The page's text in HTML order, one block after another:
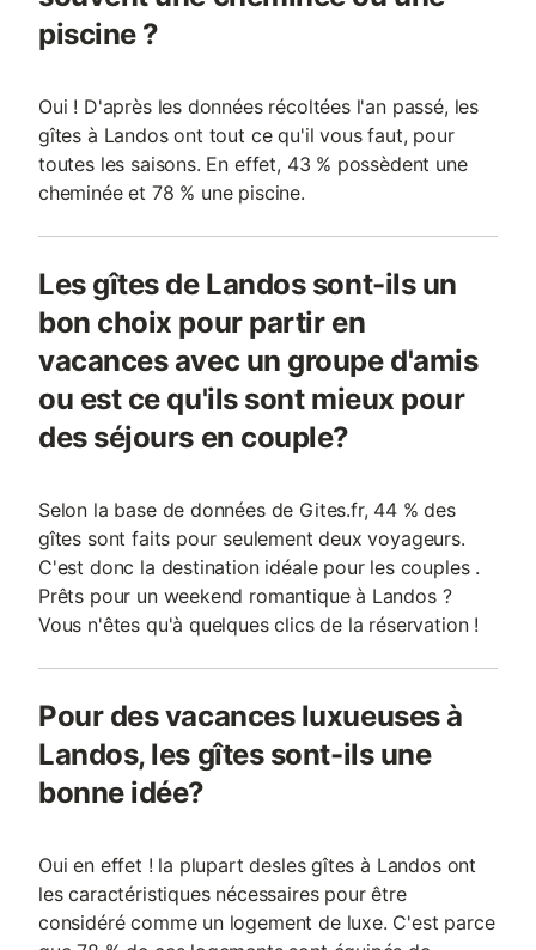
piscine ?
Oui ! D'après les données récoltées l'an passé, les
gîtes à Landos ont tout ce qu'il vous faut, pour
toutes les saisons. En effet, 43 % possèdent une
cheminée et 78 % une piscine.
Les gîtes de Landos sont-ils un
bon choix pour partir en
vacances avec un groupe d'amis
ou est ce qu'ils sont mieux pour
des séjours en couple?
Selon la base de données de Gites.fr, 44 % des
gîtes sont faits pour seulement deux voyageurs.
C'est donc la destination idéale pour les couples .
Prêts pour un weekend romantique à Landos ?
Vous n'êtes qu'à quelques clics de la réservation !
Pour des vacances luxueuses à
Landos, les gîtes sont-ils une
bonne idée?
Oui en effet ! la plupart desles gîtes à Landos ont
les caractéristiques nécessaires pour être
considéré comme un logement de luxe. C'est parce